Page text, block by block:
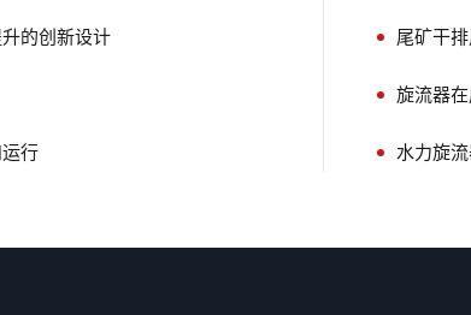
的创新设计 尾矿干
旋流器
行 水力旋